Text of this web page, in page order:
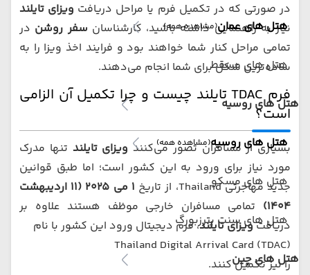
هتل های عمان(مشاهده همه)
هتل های مسقط
هتل های روسیه
هتل های روسیه(مشاهده همه)
هتل های مسکو
هتل های سنت پترزبورگ
هتل های چین
در صورتی که در تکمیل فرم یا مراحل دریافت ویزای تایلند
نیاز به راهنمایی داشته باشید، کارشناسان سفر روشن در
تمامی مراحل کنار شما خواهند بود و فرایند اخذ ویزا را به
ساده‌ترین شکل برای شما انجام می‌دهند.
فرم TDAC تایلند چیست و چرا تکمیل آن الزامی
است؟
بسیاری از مسافران تصور می‌کنند ویزای تایلند تنها مدرک
مورد نیاز برای ورود به این کشور است؛ اما طبق قوانین
جدید مهاجرتی Thailand، از تاریخ
۱ می ۲۰۲۵ (۱۱ اردیبهشت
۱۴۰۴)
تمامی مسافران خارجی موظف هستند علاوه بر
دریافتویزای تایلند، فرم دیجیتال ورود این کشور با نام
Thailand Digital Arrival Card (TDAC)
را نیز تکمیل کنند.